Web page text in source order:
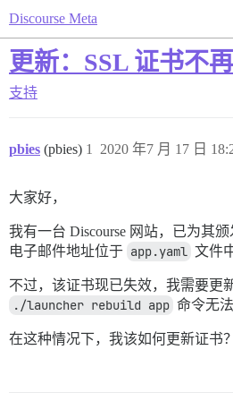
Discourse Meta
更新：SSL 证书不
支持
pbies (pbies) 2020 年7 月 17 日
1
大家好，
我有一台 Discourse 网站，已为其颁
电子邮件地址位于 app.yaml 文件
不过，该证书现已失效，我需要更
./launcher rebuild app 命令无
在这种情况下，我该如何更新证书？